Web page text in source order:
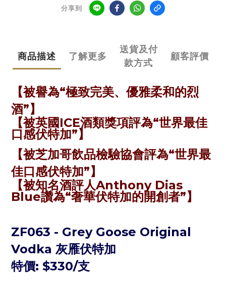
分享到
商品描述 了解更多
送貨及付
款方式
顧客評價
【被譽為“極致完美、優雅柔和的烈
酒”】
【被英國ICE酒類獎項評為“世界最佳
口感伏特加”】
【被芝加哥飲品檢驗協會評為“世界最
佳口感伏特加”】
【被知名酒評人Anthony Dias
Blue讚為“奢華伏特加的開創者”】
ZF063 - Grey Goose Original
Vodka 灰雁伏特加
特價: $330/支